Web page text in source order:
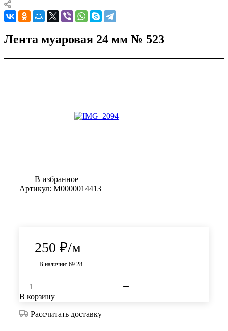
Лента муаровая 24 мм № 523
В избранное
Артикул: М0000014413
250 ₽/м
В наличии: 69.28
В корзину
Рассчитать доставку